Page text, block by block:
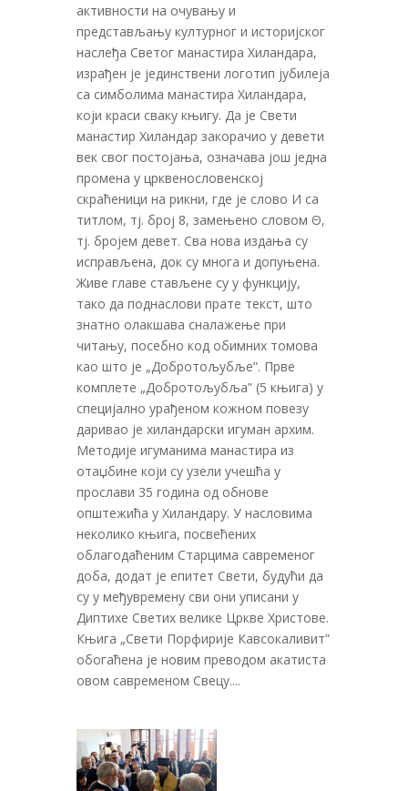
активности на очувању и
представљању културног и историјског
наслеђа Светог манастира Хиландара,
израђен је јединствени логотип јубилеја
са симболима манастира Хиландара,
који краси сваку књигу. Да је Свети
манастир Хиландар закорачио у девети
век свог постојања, означава још једна
промена у црквенословенској
скраћеници на рикни, где је слово И са
титлом, тј. број 8, замењено словом Θ,
тј. бројем девет. Сва нова издања су
исправљена, док су многа и допуњена.
Живе главе стављене су у функцију,
тако да поднаслови прате текст, што
знатно олакшава сналажење при
читању, посебно код обимних томова
као што je „Добротољубље”. Прве
комплете „Добротољубља” (5 књига) у
специјално урађеном кожном повезу
даривао је хиландарски игуман архим.
Методије игуманима манастира из
отаџбине који су узели учешћа у
прослави 35 година од обнове
општежића у Хиландару. У насловима
неколико књига, посвећених
облагодаћеним Старцима савременог
доба, додат је епитет Свети, будући да
су у међувремену сви они уписани у
Диптихе Светих велике Цркве Христове.
Књига „Свети Порфирије Кавсокаливит”
обогаћена је новим преводом акатиста
овом савременом Свецу....